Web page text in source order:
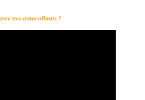
nos autocollants ?